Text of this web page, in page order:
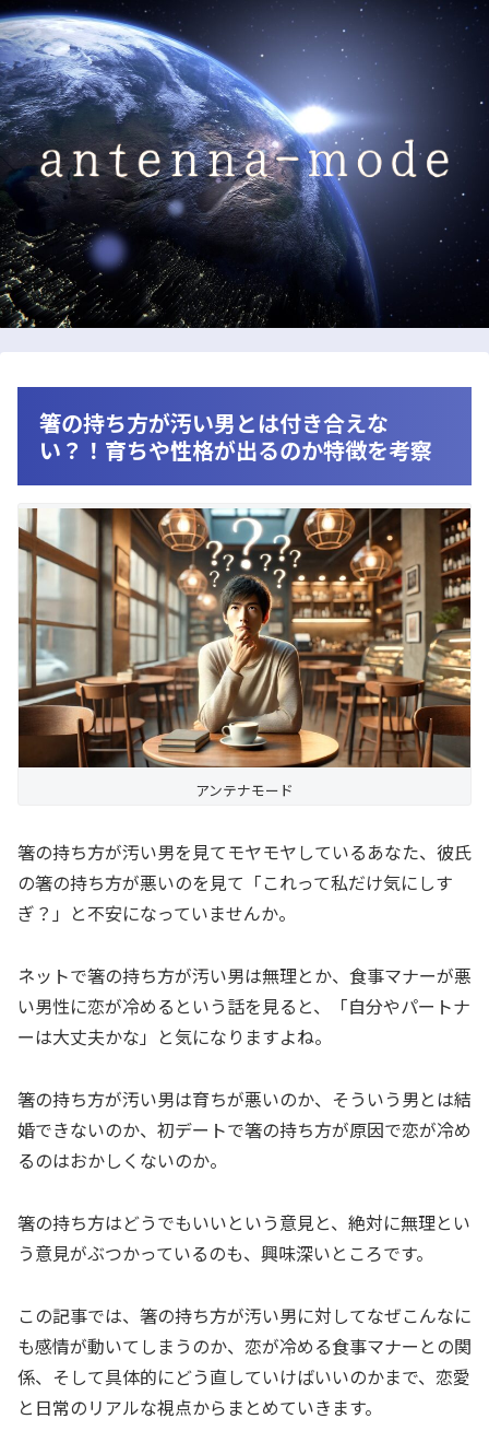
箸の持ち方が汚い男とは付き合えな
い？！育ちや性格が出るのか特徴を考察
アンテナモード
箸の持ち方が汚い男を見てモヤモヤしているあなた、彼氏
の箸の持ち方が悪いのを見て「これって私だけ気にしす
ぎ？」と不安になっていませんか。
ネットで箸の持ち方が汚い男は無理とか、食事マナーが悪
い男性に恋が冷めるという話を見ると、「自分やパートナ
ーは大丈夫かな」と気になりますよね。
箸の持ち方が汚い男は育ちが悪いのか、そういう男とは結
婚できないのか、初デートで箸の持ち方が原因で恋が冷め
るのはおかしくないのか。
箸の持ち方はどうでもいいという意見と、絶対に無理とい
う意見がぶつかっているのも、興味深いところです。
この記事では、箸の持ち方が汚い男に対してなぜこんなに
も感情が動いてしまうのか、恋が冷める食事マナーとの関
係、そして具体的にどう直していけばいいのかまで、恋愛
と日常のリアルな視点からまとめていきます。